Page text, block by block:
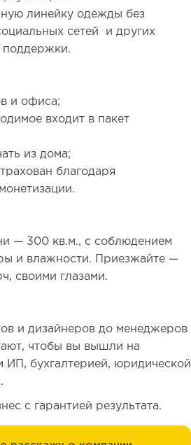
линейку одежды без
сетей и других
и офиса;
входит в пакет
из дома;
благодаря
— 300 кв.м., с соблюдением
и влажности. Приезжайте —
своими глазами.
и дизайнеров до менеджеров
чтобы вы вышли на
бухгалтерией, юридической
с гарантией результата.